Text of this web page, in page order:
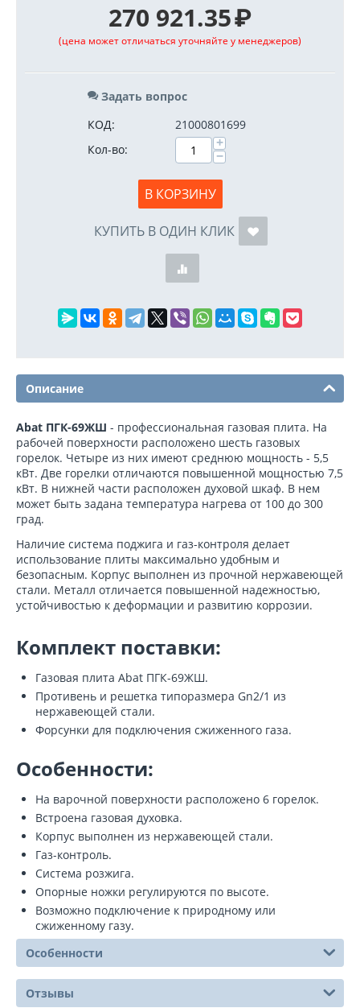
270 921.35₽
(цена может отличаться уточняйте у менеджеров)
Задать вопрос
КОД:
21000801699
Кол-во:
+
−
В КОРЗИНУ
КУПИТЬ В ОДИН КЛИК
Описание
Abat ПГК-69ЖШ - профессиональная газовая плита. На
рабочей поверхности расположено шесть газовых
горелок. Четыре из них имеют среднюю мощность - 5,5
кВт. Две горелки отличаются повышенной мощностью 7,5
кВт. В нижней части расположен духовой шкаф. В нем
может быть задана температура нагрева от 100 до 300
град.
Наличие система поджига и газ-контроля делает
использование плиты максимально удобным и
безопасным. Корпус выполнен из прочной нержавеющей
стали. Металл отличается повышенной надежностью,
устойчивостью к деформации и развитию коррозии.
Комплект поставки:
Газовая плита Abat ПГК-69ЖШ.
Противень и решетка типоразмера Gn2/1 из
нержавеющей стали.
Форсунки для подключения сжиженного газа.
Особенности:
На варочной поверхности расположено 6 горелок.
Встроена газовая духовка.
Корпус выполнен из нержавеющей стали.
Газ-контроль.
Система розжига.
Опорные ножки регулируются по высоте.
Возможно подключение к природному или
сжиженному газу.
Особенности
Отзывы